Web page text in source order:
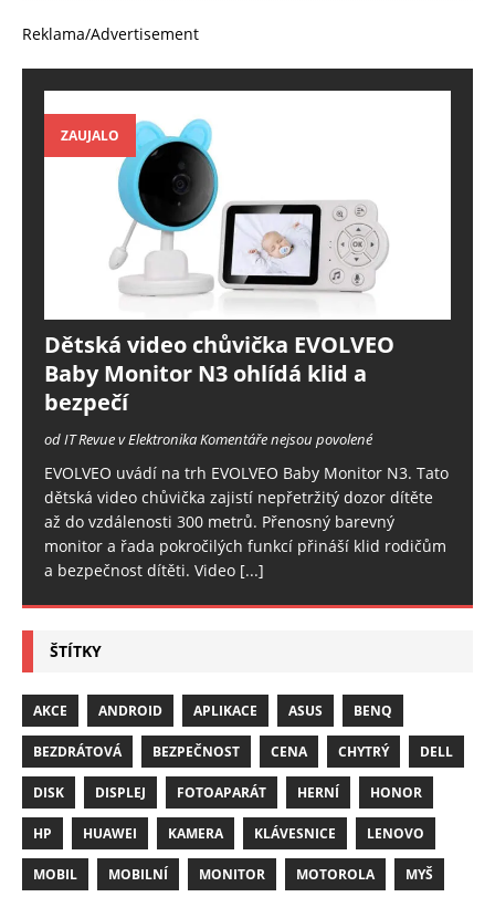
Reklama/Advertisement
ZAUJALO
Dětská video chůvička EVOLVEO
Baby Monitor N3 ohlídá klid a
bezpečí
od IT Revue v ElektronikaKomentáře nejsou povolené
EVOLVEO uvádí na trh EVOLVEO Baby Monitor N3. Tato
dětská video chůvička zajistí nepřetržitý dozor dítěte
až do vzdálenosti 300 metrů. Přenosný barevný
monitor a řada pokročilých funkcí přináší klid rodičům
a bezpečnost dítěti. Video [...]
ŠTÍTKY
AKCE ANDROID APLIKACE ASUS BENQ
BEZDRÁTOVÁ BEZPEČNOST CENA CHYTRÝ DELL
DISK DISPLEJ FOTOAPARÁT HERNÍ HONOR
HP HUAWEI KAMERA KLÁVESNICE LENOVO
MOBIL MOBILNÍ MONITOR MOTOROLA MYŠ